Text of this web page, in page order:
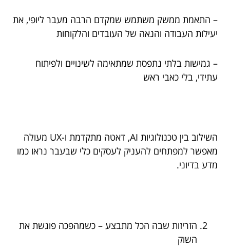
– התאמת ממשק משתמש שמקדם הרבה מעבר ליופי, את
יעילות העבודה והנאה של העובדים והלקוחות
– גמישות בלתי נתפסת שמתאימה לשינויים ולפיתוח
עתידי, בלי כאבי ראש
השילוב בין טכנולוגיות AI, דאטה מתקדמת ו-UX מעולה
מאפשר למפתחים להעניק לעסקים כלי שבעבר נראו כמו
מדע בדיוני.
הזריזות שבה הכל מתבצע – כשמהפכה פוגשת את
השוק